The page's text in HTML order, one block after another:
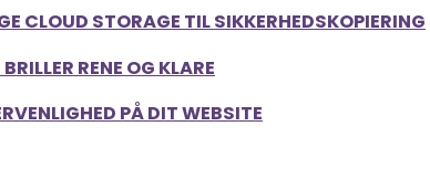
CLOUD STORAGE TIL SIKKERHEDSKOPIERING
RENE OG KLARE
PÅ DIT WEBSITE